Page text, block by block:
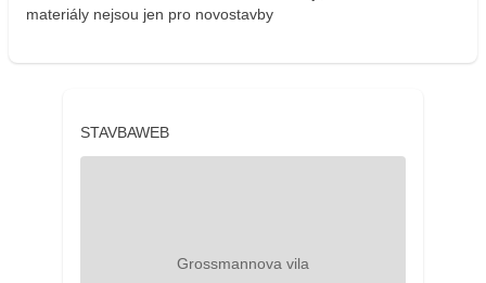
materiály nejsou jen pro novostavby
STAVBAWEB